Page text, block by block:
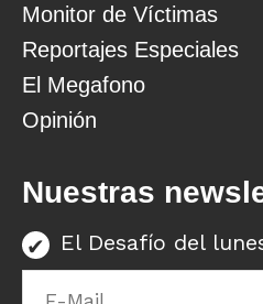
Monitor de Víctimas
Reportajes Especiales
El Megafono
Opinión
Nuestras
El Desafío del